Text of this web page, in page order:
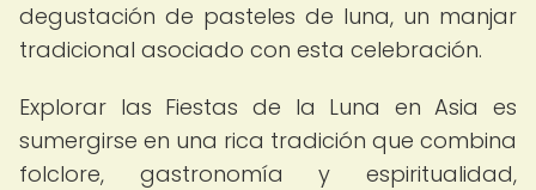
degustación de pasteles de luna, un manjar
tradicional asociado con esta celebración.
Explorar las Fiestas de la Luna en Asia es
sumergirse en una rica tradición que combina
folclore, gastronomía y espiritualidad,